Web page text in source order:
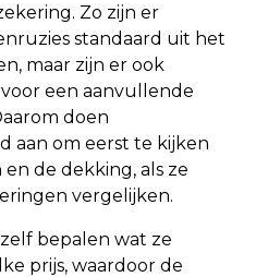
Zo zijn er
standaard uit het
maar zijn er ook
een aanvullende
doen
aan om eerst te kijken
de dekking, als ze
vergelijken.
bepalen wat ze
prijs, waardoor de